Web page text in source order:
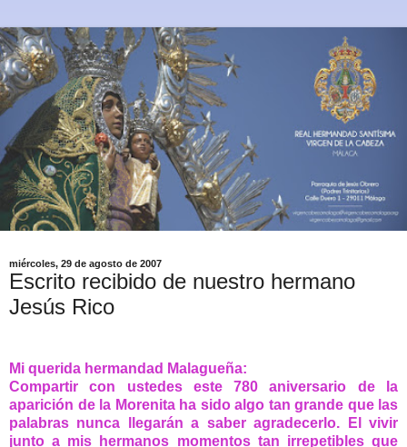
miércoles, 29 de agosto de 2007
Escrito recibido de nuestro hermano
Jesús Rico
Mi querida hermandad Malagueña:
Compartir con ustedes este 780 aniversario de la
aparición de la Morenita ha sido algo tan grande que las
palabras nunca llegarán a saber agradecerlo. El vivir
junto a mis hermanos momentos tan irrepetibles que